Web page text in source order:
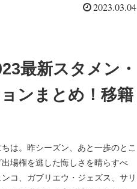
2023.03.04
最新スタメン・
ンまとめ！移籍
は。昨シーズン、あと一歩のとこ
場権を逃した悔しさを晴らすべ
コ、ガブリエウ・ジェズス、サリ